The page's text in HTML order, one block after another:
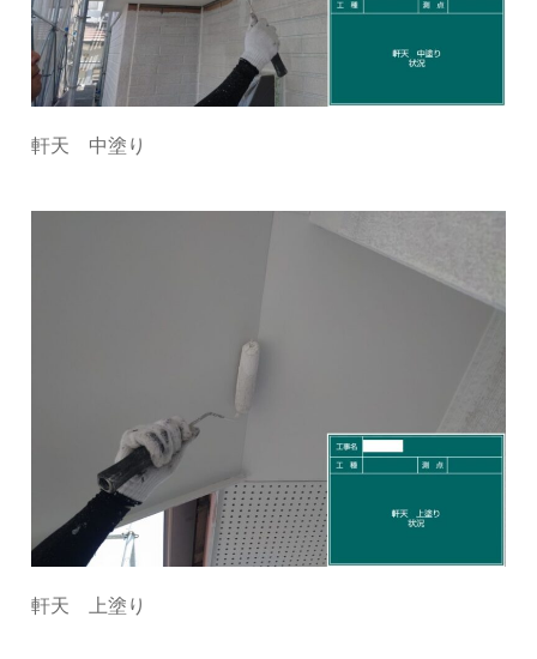
軒天 中塗り
軒天 上塗り